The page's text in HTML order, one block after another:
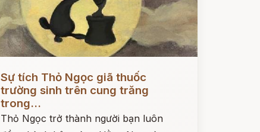
Sự tích Thỏ Ngọc giã thuốc
trường sinh trên cung trăng
trong...
Thỏ Ngọc trở thành người bạn luôn